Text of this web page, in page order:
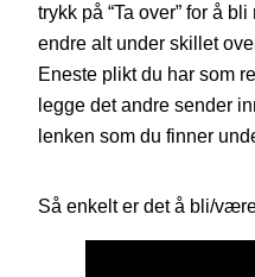
trykk på “Ta over” for å
endre alt under skillet
Eneste plikt du har som
legge det andre sender
lenken som du finner
Så enkelt er det å bli/